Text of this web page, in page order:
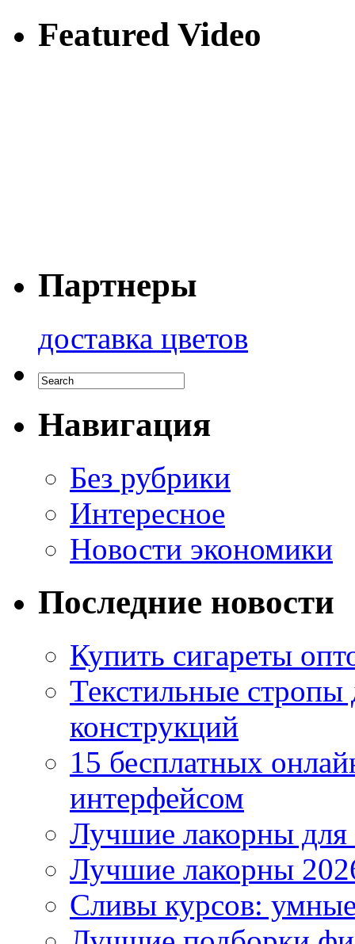
Featured Video
Партнеры
доставка цветов
Навигация
Без рубрики
Интересное
Новости экономики
Последние новости
Купить сигареты
Текстильные
конструкций
15 бесплатных
интерфейсом
Лучшие лакорны для
Лучшие лакорны
Сливы курсов: